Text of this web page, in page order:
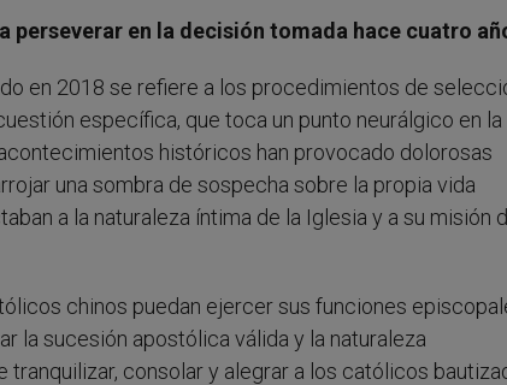
perseverar en la decisión tomada hace cuatro
en 2018 se refiere a los procedimientos de
específica, que toca un punto neurálgico en la
históricos han provocado dolorosas
una sombra de sospecha sobre la propia vida
a la naturaleza íntima de la Iglesia y a su misión
chinos puedan ejercer sus funciones
la sucesión apostólica válida y la naturaleza
consolar y alegrar a los católicos